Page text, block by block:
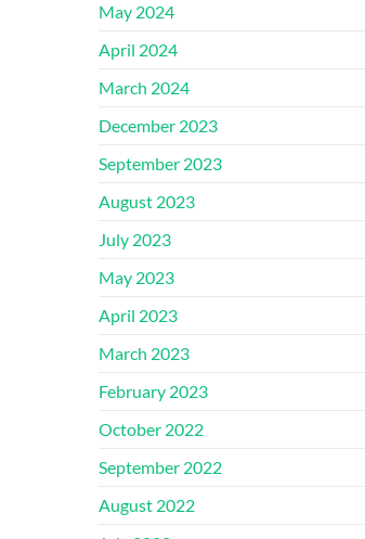
May 2024
April 2024
March 2024
December 2023
September 2023
August 2023
July 2023
May 2023
April 2023
March 2023
February 2023
October 2022
September 2022
August 2022